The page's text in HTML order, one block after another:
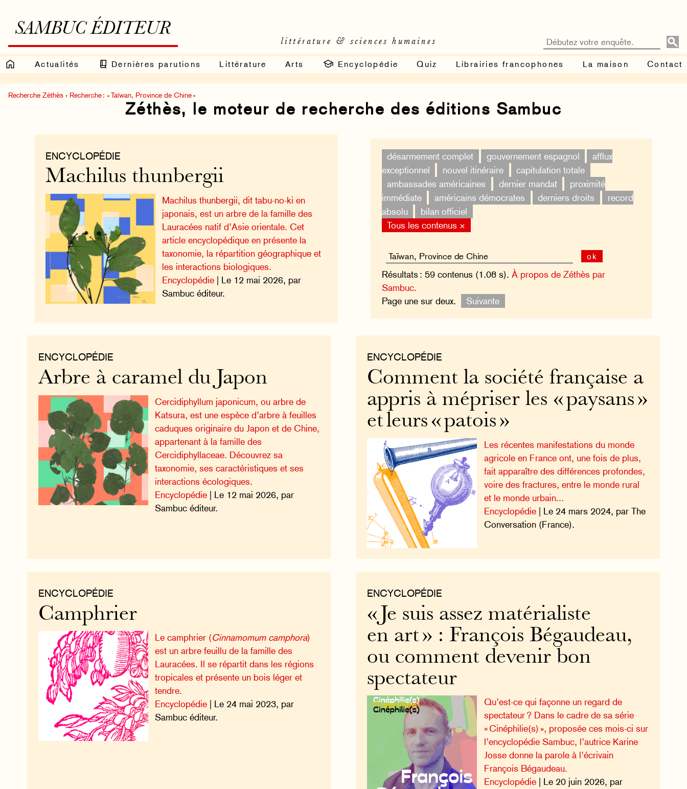
SAMBUC ÉDITEUR
littérature & sciences humaines
Actualités Dernières parutions Littérature Arts Encyclopédie Quiz Librairies francophones La maison Contact
Recherche Zéthès › Recherche : « Taïwan, Province de Chine »
Zéthès, le moteur de recherche des éditions Sambuc
désarmement complet gouvernement espagnol
afflux
exceptionnel
nouvel itinéraire
capitulation totale
ambassades américaines
dernier mandat
proximité
immédiate
américains démocrates derniers droits
record
absolu
bilan officiel
Tous les contenus ×
ok
Résultats : 59 contenus (1.08 s). À propos de Zéthès par
Sambuc.
Page une sur deux.
Suivante
ENCYCLOPÉDIE
Machilus thunbergii
Machilus thunbergii, dit tabu-no-ki en
japonais, est un arbre de la famille des
Lauracées natif d’Asie orientale. Cet
article encyclopédique en présente la
taxonomie, la répartition géographique et
les interactions biologiques.
Encyclopédie | Le 12 mai 2026, par
Sambuc éditeur.
ENCYCLOPÉDIE
Comment la société française a
appris à mépriser les « paysans »
et leurs « patois »
Les récentes manifestations du monde
agricole en France ont, une fois de plus,
fait apparaître des différences profondes,
voire des fractures, entre le monde rural
et le monde urbain...
Encyclopédie| Le 24 mars 2024, par The
Conversation (France).
ENCYCLOPÉDIE
Arbre à caramel du Japon
Cercidiphyllum japonicum, ou arbre de
Katsura, est une espèce d’arbre à feuilles
caduques originaire du Japon et de Chine,
appartenant à la famille des
Cercidiphyllaceae. Découvrez sa
taxonomie, ses caractéristiques et ses
interactions écologiques.
Encyclopédie | Le 12 mai 2026, par
Sambuc éditeur.
ENCYCLOPÉDIE
« Je suis assez matérialiste
en art » : François Bégaudeau,
ou comment devenir bon
spectateur
Qu’est-ce qui façonne un regard de
spectateur ? Dans le cadre de sa série
« Cinéphilie(s) », proposée ces mois-ci sur
l’encyclopédie Sambuc, l’autrice Karine
Josse donne la parole à l’écrivain
François Bégaudeau.
Encyclopédie| Le 20 juin 2026, par
ENCYCLOPÉDIE
Camphrier
Le camphrier (Cinnamomum camphora)
est un arbre feuillu de la famille des
Lauracées. Il se répartit dans les régions
tropicales et présente un bois léger et
tendre.
Encyclopédie | Le 24 mai 2023, par
Sambuc éditeur.